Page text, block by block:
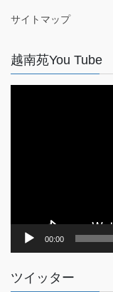
サイトマップ
越南苑You Tube
00:00
ツイッター